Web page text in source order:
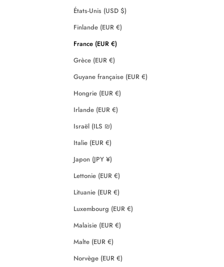
États-Unis (USD $)
Finlande (EUR €)
France (EUR €)
Grèce (EUR €)
Guyane française (EUR €)
Hongrie (EUR €)
Irlande (EUR €)
Israël (ILS ₪)
Italie (EUR €)
Japon (JPY ¥)
Lettonie (EUR €)
Lituanie (EUR €)
Luxembourg (EUR €)
Malaisie (EUR €)
Malte (EUR €)
Norvège (EUR €)